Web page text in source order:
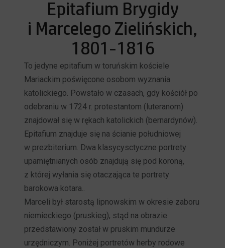
Epitafium Brygidy
i Marcelego Zielińskich,
1801-1816
To jedyne epitafium w toruńskim kościele
Mariackim poświęcone osobom wyznania
katolickiego. Powstało w czasach, gdy kościół po
odebraniu w 1724 r. protestantom (luteranom)
znajdował się w rękach katolickich (bernardynów).
Epitafium znajduje się na ścianie południowej
w prezbiterium. Dwa klasycysctyczne portrety
upamiętnianych osób znajdują się pod koroną,
z której wyłania się otaczająca te portrety
barokowa kotara..
Marceli był starostą lipnowskim w okresie zaboru
niemieckiego (pruskieg), stąd na obrazie
przedstawiony został w pruskim mundurze
urzędniczym. Poniżej portretów herby rodowe